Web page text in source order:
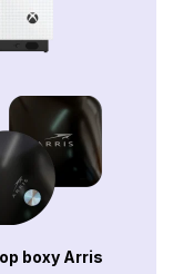
boxy Arris